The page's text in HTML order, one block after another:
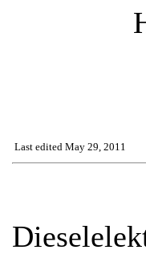
Last edited May 29, 2011